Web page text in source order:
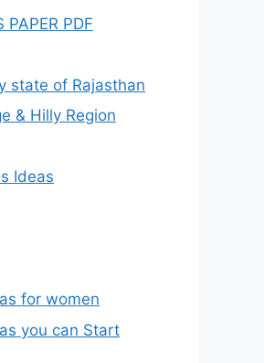
PAPER PDF
state of Rajasthan
& Hilly Region
Ideas
for women
you can Start